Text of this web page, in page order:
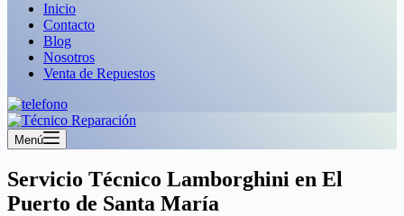
Inicio
Contacto
Blog
Nosotros
Venta de Repuestos
Menú
Servicio Técnico Lamborghini en El
Puerto de Santa María